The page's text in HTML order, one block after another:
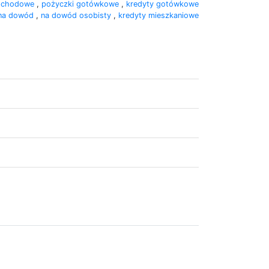
, pożyczki gotówkowe , kredyty gotówkowe
dowód , na dowód osobisty , kredyty mieszkaniowe